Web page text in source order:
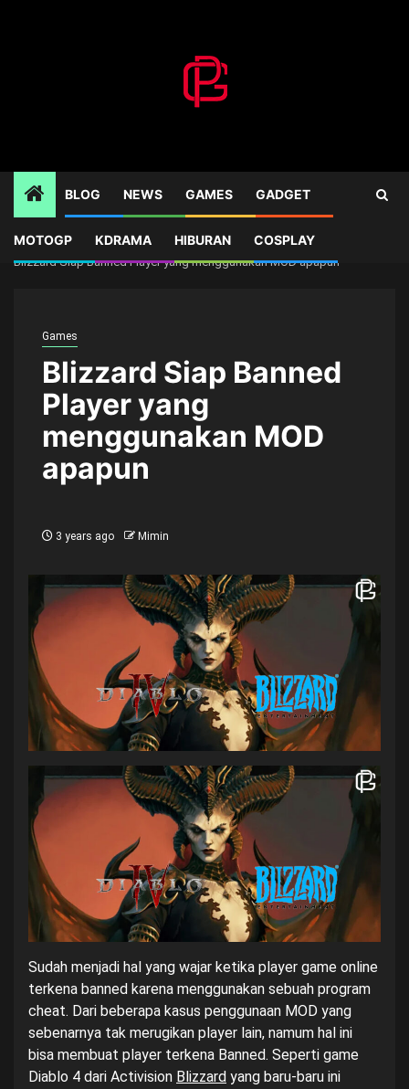
BLOG NEWS GAMES GADGET
MOTOGP KDRAMA HIBURAN COSPLAY
Home
Games
Blizzard Siap Banned Player yang menggunakan MOD apapun
Games
Blizzard Siap Banned
Player yang
menggunakan MOD
apapun
3 years ago Mimin
Sudah menjadi hal yang wajar ketika player game online
terkena banned karena menggunakan sebuah program
cheat. Dari beberapa kasus penggunaan MOD yang
sebenarnya tak merugikan player lain, namum hal ini
bisa membuat player terkena Banned. Seperti game
Diablo 4 dari Activision Blizzard yang baru-baru ini